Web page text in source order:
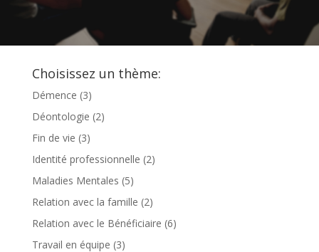
Choisissez un thème:
Démence (3)
Déontologie (2)
Fin de vie (3)
Identité professionnelle (2)
Maladies Mentales (5)
Relation avec la famille (2)
Relation avec le Bénéficiaire (6)
Travail en équipe (3)